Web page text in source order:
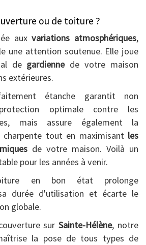
ou de toiture ?
auxvariations atmosphériques,
une attention soutenue. Elle joue
de gardiennede votre maison
extérieures.
étanche garantit non
optimale contre les
mais assure également la
tout en maximisant les
de votre maison. Voilà un
pour les années à venir.
en bon état prolonge
durée d'utilisation et écarte le
globale.
surSainte-Hélène, notre
la pose de tous types de